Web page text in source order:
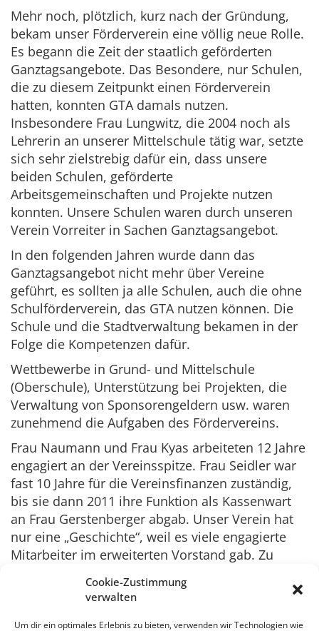
Cookie-Zustimmung
verwalten
Um dir ein optimales Erlebnis zu bieten, verwenden wir Technologien wie
Mehr noch, plötzlich, kurz nach der Gründung,
bekam unser Förderverein eine völlig neue Rolle.
Es begann die Zeit der staatlich geförderten
Ganztagsangebote. Das Besondere, nur Schulen,
die zu diesem Zeitpunkt einen Förderverein
hatten, konnten GTA damals nutzen.
Insbesondere Frau Lungwitz, die 2004 noch als
Lehrerin an unserer Mittelschule tätig war, setzte
sich sehr zielstrebig dafür ein, dass unsere
beiden Schulen, geförderte
Arbeitsgemeinschaften und Projekte nutzen
konnten. Unsere Schulen waren durch unseren
Verein Vorreiter in Sachen Ganztagsangebot.
In den folgenden Jahren wurde dann das
Ganztagsangebot nicht mehr über Vereine
geführt, es sollten ja alle Schulen, auch die ohne
Schulförderverein, das GTA nutzen können. Die
Schule und die Stadtverwaltung bekamen in der
Folge die Kompetenzen dafür.
Wettbewerbe in Grund- und Mittelschule
(Oberschule), Unterstützung bei Projekten, die
Verwaltung von Sponsorengeldern usw. waren
zunehmend die Aufgaben des Fördervereins.
Frau Naumann und Frau Kyas arbeiteten 12 Jahre
engagiert an der Vereinsspitze. Frau Seidler war
fast 10 Jahre für die Vereinsfinanzen zuständig,
bis sie dann 2011 ihre Funktion als Kassenwart
an Frau Gerstenberger abgab. Unser Verein hat
nur eine „Geschichte“, weil es viele engagierte
Mitarbeiter im erweiterten Vorstand gab. Zu
Mittelschule, die unser 1. Zirkusprojekt für beide
Frau Rausch und Herr Wünsch. Die Grundschule